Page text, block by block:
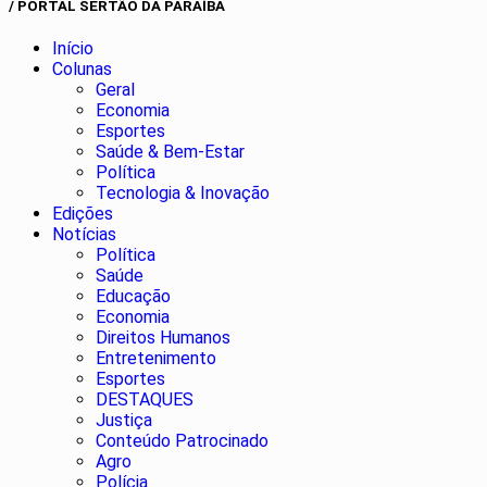
/ PORTAL SERTÃO DA PARAÍBA
Início
Colunas
Geral
Economia
Esportes
Saúde & Bem-Estar
Política
Tecnologia & Inovação
Edições
Notícias
Política
Saúde
Educação
Economia
Direitos Humanos
Entretenimento
Esportes
DESTAQUES
Justiça
Conteúdo Patrocinado
Agro
Polícia